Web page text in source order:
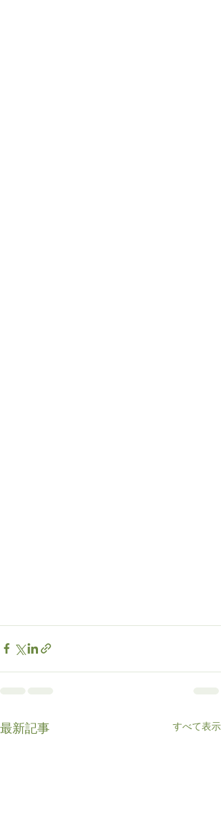
最新記事 すべて表示